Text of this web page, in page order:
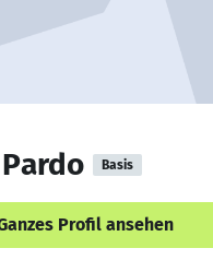
Basis
Profil ansehen